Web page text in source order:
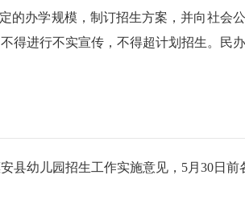
办学规模，制订招生方案，并向社会
得进行不实宣传，不得超计划招生。民
幼儿园招生工作实施意见，5月30日前